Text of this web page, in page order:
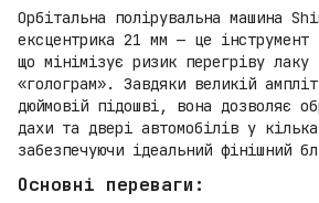
Орбітальна полірувальна машина
ексцентрика 21 мм — це інструмент
що мінімізує ризик перегріву лаку
«голограм». Завдяки великій
дюймовій підошві, вона дозволяє
дахи та двері автомобілів у
забезпечуючи ідеальний фінішний
Основні переваги: